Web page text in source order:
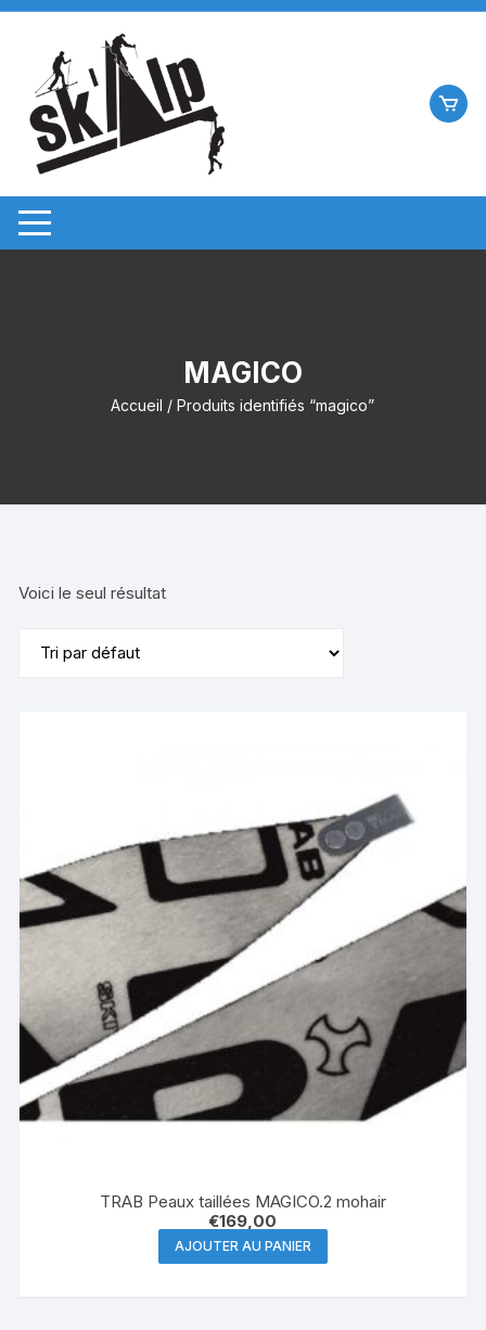
Aller
contenu
MAGICO
Accueil / Produits identifiés “magico”
Voici le seul résultat
TRAB Peaux taillées MAGICO.2 mohair
€169,00
AJOUTER AU PANIER